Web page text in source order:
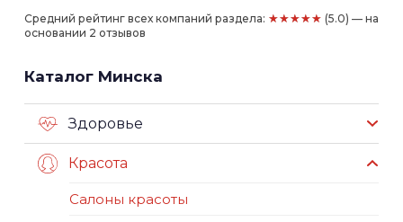
Средний рейтинг всех компаний раздела: ★★★★★ (5.0) — на
основании 2 отзывов
Каталог Минска
Здоровье
Красота
Салоны красоты